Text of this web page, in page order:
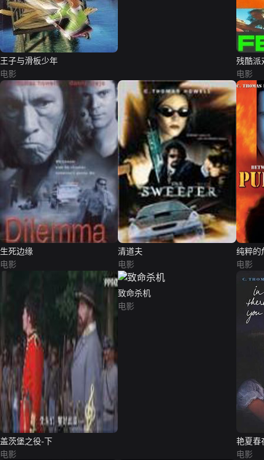
王子与滑板少年
电影
残酷派
电影
生死边缘
电影
清道夫
电影
纯粹的
电影
盖茨堡之役-下
电影
致命杀机
电影
艳夏春
电影